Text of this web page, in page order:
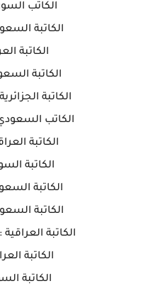
الكاتب
الكاتبة
الكاتبة
الكاتبة
الكاتبة
الكاتب
الكاتبة
الكاتبة
الكاتبة
الكاتبة
الكاتبة
الكاتبة
الكاتبة